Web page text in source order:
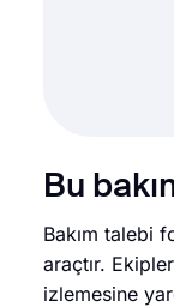
Bu
Bakım talebi
araçtır.
izlemesine